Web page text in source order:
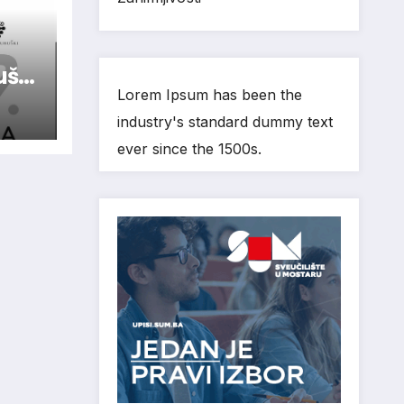
Lorem Ipsum has been the
industry's standard dummy text
ever since the 1500s.